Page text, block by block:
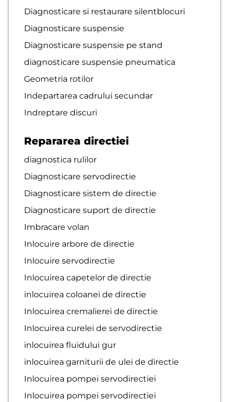
Diagnosticare si restaurare silentblocuri
Diagnosticare suspensie
Diagnosticare suspensie pe stand
diagnosticare suspensie pneumatica
Geometria rotilor
Indepartarea cadrului secundar
Indreptare discuri
Repararea directiei
diagnostica rulilor
Diagnosticare servodirectie
Diagnosticare sistem de directie
Diagnosticare suport de directie
Imbracare volan
Inlocuire arbore de directie
Inlocuire servodirectie
Inlocuirea capetelor de directie
inlocuirea coloanei de directie
Inlocuirea cremalierei de directie
Inlocuirea curelei de servodirectie
inlocuirea fluidului gur
inlocuirea garniturii de ulei de directie
Inlocuirea pompei servodirectiei
Inlocuirea pompei servodirectiei